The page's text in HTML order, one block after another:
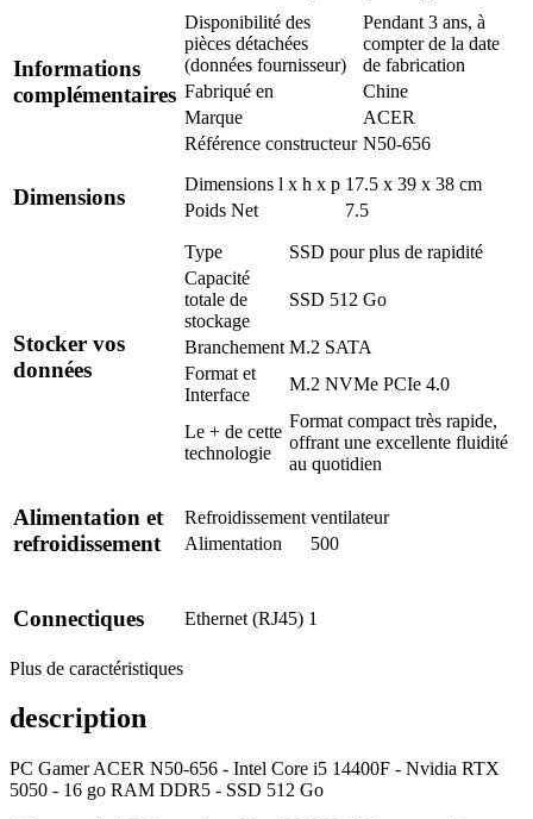
Informations
complémentaires
Disponibilité des
pièces détachées
(données fournisseur)
Pendant 3 ans, à
compter de la date
de fabrication
Fabriqué en
Chine
Marque
ACER
Référence constructeur N50-656
Dimensions
Dimensions l x h x p 17.5 x 39 x 38 cm
Poids Net
7.5
Stocker vos
données
Type
SSD pour plus de rapidité
Capacité
totale de
stockage
SSD 512 Go
Branchement M.2 SATA
Format et
Interface
M.2 NVMe PCIe 4.0
Le + de cette
technologie
Format compact très rapide,
offrant une excellente fluidité
au quotidien
Alimentation et
refroidissement
Refroidissement ventilateur
Alimentation
500
Connectiques Ethernet (RJ45) 1
Plus de caractéristiques
description
PC Gamer ACER N50-656 - Intel Core i5 14400F - Nvidia RTX
5050 - 16 go RAM DDR5 - SSD 512 Go